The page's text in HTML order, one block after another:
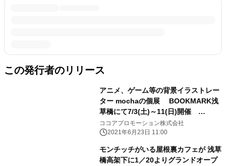
この発行者のリリース
アニメ、ゲーム等の背景イラストレー
ター mochaの個展 BOOKMARK浅
草橋にて7/3(土)～11(日)開催
【mocha個展2021「絵空百景」】
ココアプロモーション株式会社
2021年6月23日 11:00
モンチッチがいる屋根裏カフェが 浅草
橋高架下に1／20よりグランドオープ